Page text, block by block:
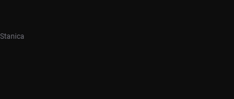
Stanica